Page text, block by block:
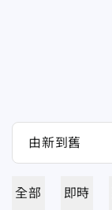
全部 即時